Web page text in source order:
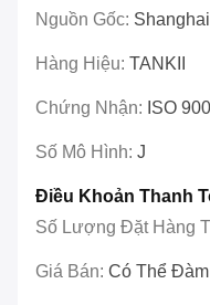
Nguồn Gốc: Shanghai
Hàng Hiệu: TANKII
Chứng Nhận: ISO
Số Mô Hình: J
Điều Khoản Thanh
Số Lượng Đặt Hàng
Giá Bán: Có Thể